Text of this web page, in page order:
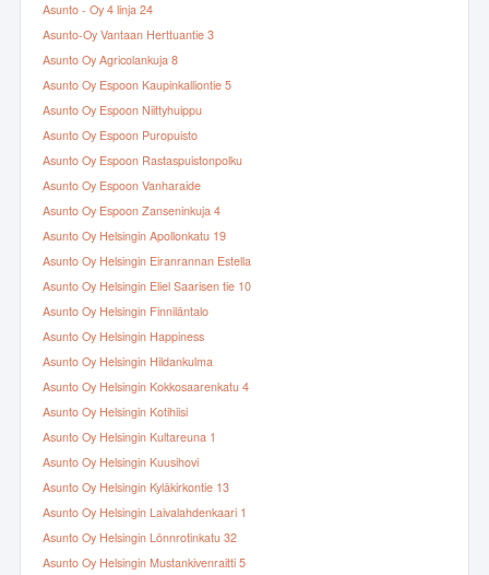
Asunto - Oy 4 linja 24
Asunto-Oy Vantaan Herttuantie 3
Asunto Oy Agricolankuja 8
Asunto Oy Espoon Kaupinkalliontie 5
Asunto Oy Espoon Niittyhuippu
Asunto Oy Espoon Puropuisto
Asunto Oy Espoon Rastaspuistonpolku
Asunto Oy Espoon Vanharaide
Asunto Oy Espoon Zanseninkuja 4
Asunto Oy Helsingin Apollonkatu 19
Asunto Oy Helsingin Eiranrannan Estella
Asunto Oy Helsingin Eliel Saarisen tie 10
Asunto Oy Helsingin Finniläntalo
Asunto Oy Helsingin Happiness
Asunto Oy Helsingin Hildankulma
Asunto Oy Helsingin Kokkosaarenkatu 4
Asunto Oy Helsingin Kotihiisi
Asunto Oy Helsingin Kultareuna 1
Asunto Oy Helsingin Kuusihovi
Asunto Oy Helsingin Kyläkirkontie 13
Asunto Oy Helsingin Laivalahdenkaari 1
Asunto Oy Helsingin Lönnrotinkatu 32
Asunto Oy Helsingin Mustankivenraitti 5